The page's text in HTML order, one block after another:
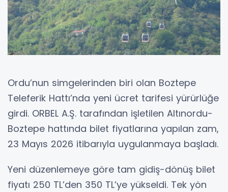
Ordu’nun simgelerinden biri olan Boztepe
Teleferik Hattı’nda yeni ücret tarifesi yürürlüğe
girdi. ORBEL A.Ş. tarafından işletilen Altınordu-
Boztepe hattında bilet fiyatlarına yapılan zam,
23 Mayıs 2026 itibarıyla uygulanmaya başladı.
Yeni düzenlemeye göre tam gidiş-dönüş bilet
fiyatı 250 TL’den 350 TL’ye yükseldi. Tek yön